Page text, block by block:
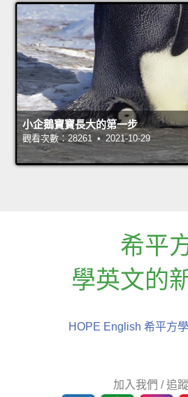
小企鵝寶寶長大的第一步
觀看次數：28261 • 2021-10-29
希平
學英文的
HOPE English 希平方
加入我們 / 追蹤